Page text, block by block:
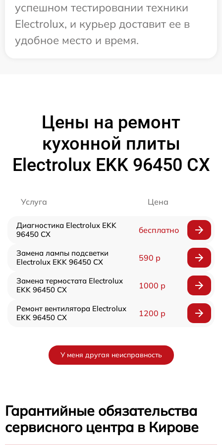
успешном тестировании техники
Electrolux, и курьер доставит ее в
удобное место и время.
Цены на ремонт
кухонной плиты
Electrolux EKK 96450 CX
Услуга Цена
Диагностика Electrolux EKK
96450 CX
бесплатно
Замена лампы подсветки
Electrolux EKK 96450 CX
590 р
Замена термостата Electrolux
EKK 96450 CX
1000 р
Ремонт вентилятора Electrolux
EKK 96450 CX
1200 р
У меня другая неисправность
Гарантийные обязательства
сервисного центра в Кирове